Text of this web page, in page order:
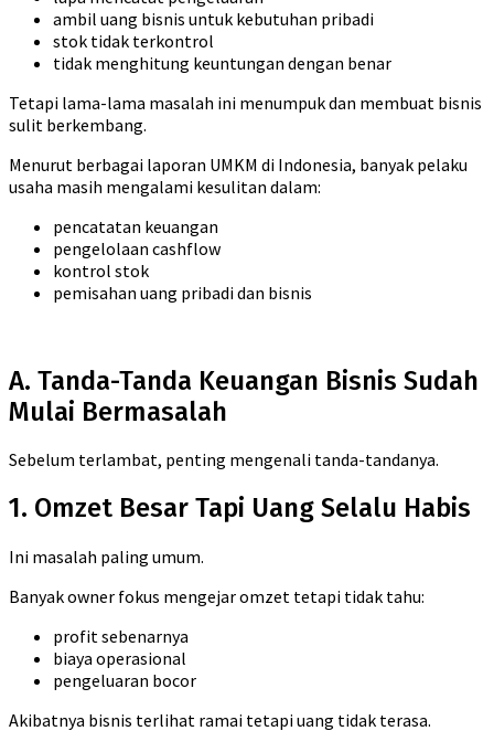
ambil uang bisnis untuk kebutuhan pribadi
stok tidak terkontrol
tidak menghitung keuntungan dengan benar
Tetapi lama-lama masalah ini menumpuk dan membuat bisnis
sulit berkembang.
Menurut berbagai laporan UMKM di Indonesia, banyak pelaku
usaha masih mengalami kesulitan dalam:
pencatatan keuangan
pengelolaan cashflow
kontrol stok
pemisahan uang pribadi dan bisnis
A. Tanda-Tanda Keuangan Bisnis Sudah
Mulai Bermasalah
Sebelum terlambat, penting mengenali tanda-tandanya.
1. Omzet Besar Tapi Uang Selalu Habis
Ini masalah paling umum.
Banyak owner fokus mengejar omzet tetapi tidak tahu:
profit sebenarnya
biaya operasional
pengeluaran bocor
Akibatnya bisnis terlihat ramai tetapi uang tidak terasa.